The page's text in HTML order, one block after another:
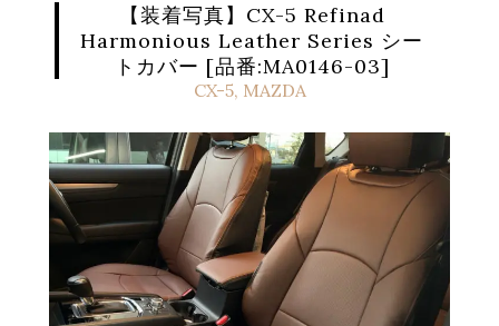
【装着写真】CX-5 Refinad
Harmonious Leather Series シー
トカバー [品番:MA0146-03]
CX-5, MAZDA